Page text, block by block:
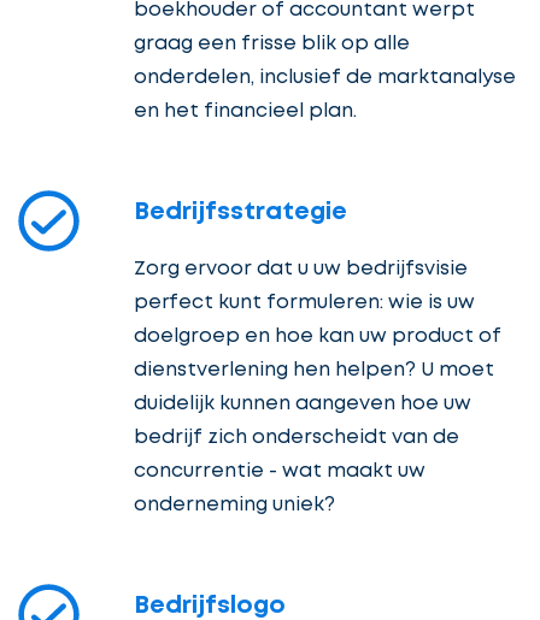
boekhouder of accountant werpt
graag een frisse blik op alle
onderdelen, inclusief de marktanalyse
en het financieel plan.
Bedrijfsstrategie
Zorg ervoor dat u uw bedrijfsvisie
perfect kunt formuleren: wie is uw
doelgroep en hoe kan uw product of
dienstverlening hen helpen? U moet
duidelijk kunnen aangeven hoe uw
bedrijf zich onderscheidt van de
concurrentie - wat maakt uw
onderneming uniek?
Bedrijfslogo